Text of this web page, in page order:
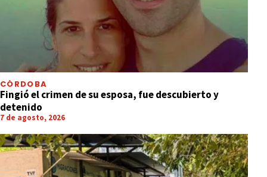
CÓRDOBA
Fingió el crimen de su esposa, fue descubierto y
detenido
7 de agosto, 2026